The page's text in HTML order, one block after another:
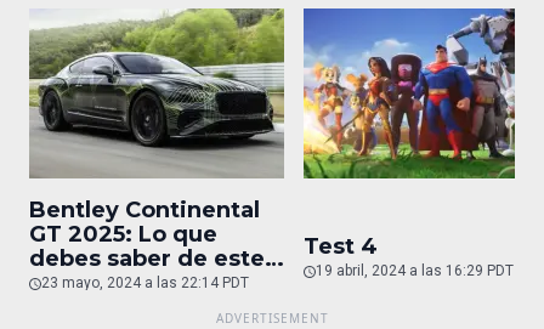
Bentley Continental
GT 2025: Lo que
debes saber de este
auto de superlujo
23 mayo, 2024 a las 22:14 PDT
Test 4
19 abril, 2024 a las 16:29 PDT